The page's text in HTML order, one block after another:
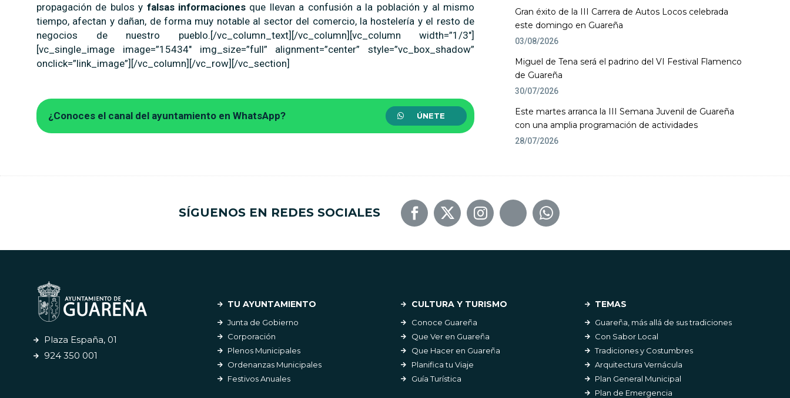
propagación de bulos y falsas informaciones que llevan a confusión a la población y al mismo
tiempo, afectan y dañan, de forma muy notable al sector del comercio, la hostelería y el resto de
negocios de nuestro pueblo.[/vc_column_text][/vc_column][vc_column width=”1/3″]
[vc_single_image image=”15434″ img_size=”full” alignment=”center” style=”vc_box_shadow”
onclick=”link_image”][/vc_column][/vc_row][/vc_section]
¿Conoces el canal del ayuntamiento en WhatsApp? ÚNETE
Gran éxito de la III Carrera de Autos Locos celebrada
este domingo en Guareña
03/08/2026
Miguel de Tena será el padrino del VI Festival Flamenco
de Guareña
30/07/2026
Este martes arranca la III Semana Juvenil de Guareña
con una amplia programación de actividades
28/07/2026
SÍGUENOS EN REDES SOCIALES
Plaza España, 01
924 350 001
TU AYUNTAMIENTO
Junta de Gobierno
Corporación
Plenos Municipales
Ordenanzas Municipales
Festivos Anuales
CULTURA Y TURISMO
Conoce Guareña
Que Ver en Guareña
Que Hacer en Guareña
Planifica tu Viaje
Guía Turística
TEMAS
Guareña, más allá de sus tradiciones
Con Sabor Local
Tradiciones y Costumbres
Arquitectura Vernácula
Plan General Municipal
Plan de Emergencia